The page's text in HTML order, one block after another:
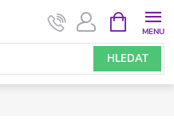
HLEDAT
NÁKUPNÍ
KOŠÍK